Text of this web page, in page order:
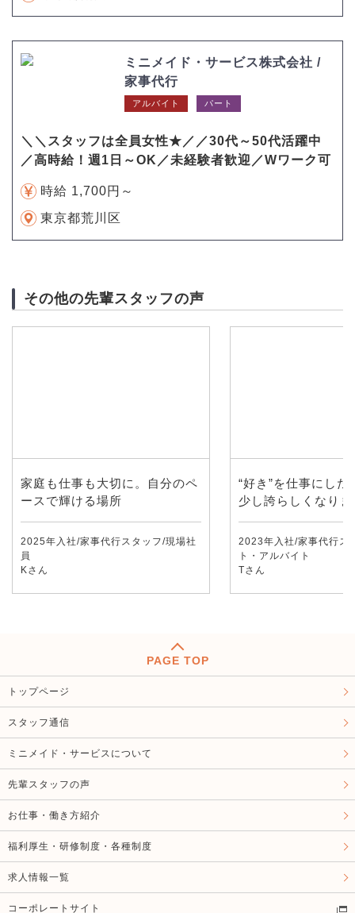
ミニメイド・サービス株式会社 /
家事代行
アルバイト パート
＼＼スタッフは全員女性★／／30代～50代活躍中
／高時給！週1日～OK／未経験者歓迎／Wワーク可
時給 1,700円～
東京都荒川区
その他の先輩スタッフの声
家庭も仕事も大切に。自分のペ
ースで輝ける場所
2025年入社/家事代行スタッフ/現場社
員
Kさん
“好き”を仕事にした
少し誇らしくなり
2023年入社/家事代行ス
ト・アルバイト
Tさん
PAGE TOP
トップページ
スタッフ通信
ミニメイド・サービスについて
先輩スタッフの声
お仕事・働き方紹介
福利厚生・研修制度・各種制度
求人情報一覧
コーポレートサイト